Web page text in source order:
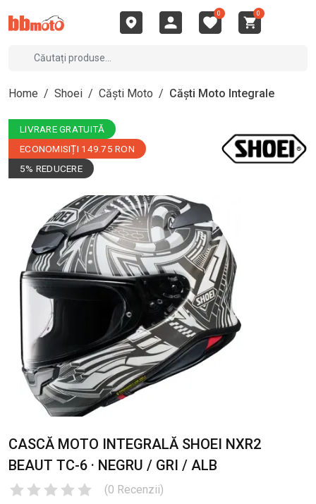
0 0
Home / Shoei / Căști Moto / Căști Moto Integrale
LIVRARE GRATUITĂ
ECONOMISIȚI 149.75 RON
5% REDUCERE
CASCĂ MOTO INTEGRALĂ SHOEI NXR2
BEAUT TC-6 · NEGRU / GRI / ALB
(0 Recenzii)